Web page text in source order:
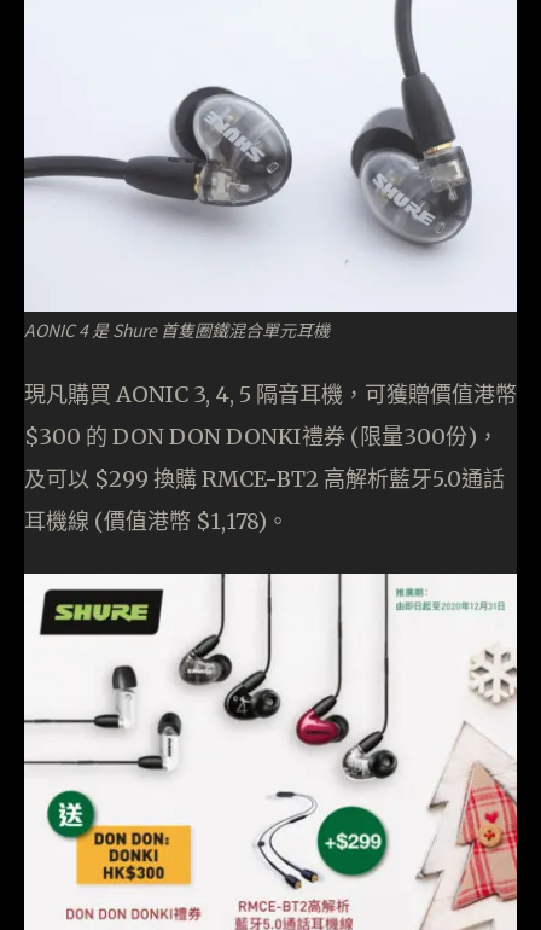
AONIC 4 是 Shure 首隻圈鐵混合單元耳機
現凡購買 AONIC 3, 4, 5 隔音耳機，可獲贈價值港幣
$300 的 DON DON DONKI禮券 (限量300份)，
及可以 $299 換購 RMCE-BT2 高解析藍牙5.0通話
耳機線 (價值港幣 $1,178)。